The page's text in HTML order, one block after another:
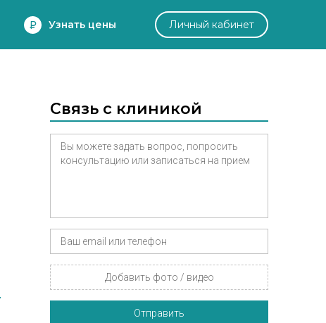
Узнать цены Личный кабинет
Связь с клиникой
Добавить фото / видео
Отправить